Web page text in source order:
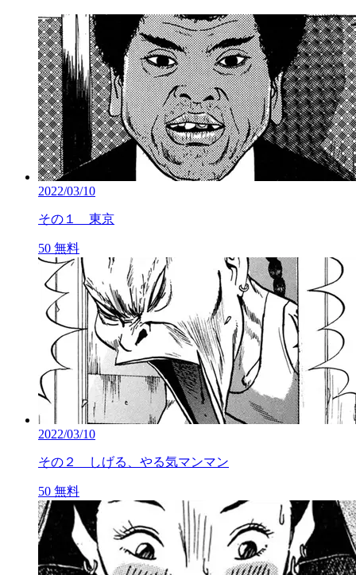
2022/03/10
その１ 東京
50 無料
2022/03/10
その２ しげる、やる気マンマン
50 無料